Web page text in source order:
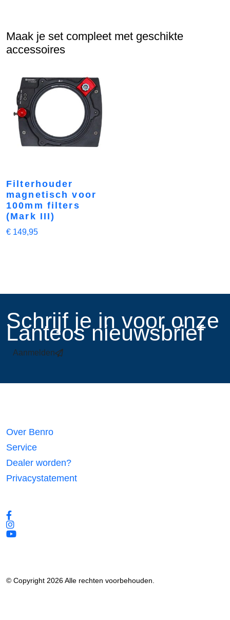
Maak je set compleet met geschikte
accessoires
Filterhouder
magnetisch voor
100mm filters
(Mark III)
€ 149,95
​Schrijf je in voor onze
Lanteos nieuwsbrief
Aanmelden
Over Benro
Service
Dealer worden?
Privacystatement
© Copyright 2026 Alle rechten voorbehouden.